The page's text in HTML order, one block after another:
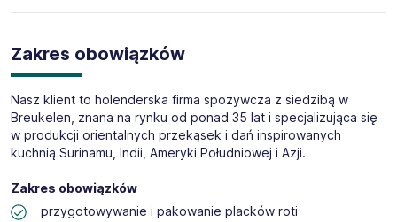
Bydgoszczy i Reszowie rekrutującą na rynek holenderski.
agrarnego, produkcyjnego, logistycznego, technicznego i
transportowego.
Pracownik/Pracownica produkcji żywności– praca w
Miejsce pracy: Breukelen Ut
Godziny:możliwa ilość godzin45h/tydz.
Stawka:€15.00 brutto/h
Rodzaj umowy:zatrudnienie na warunkach holenderskich
Aplikuj:
poprzez przycisk „Aplikuj” po prawej stronie
Zakres obowiązków
Nasz klient to holenderska firma spożywcza z siedzibą w
Breukelen, znana na rynku od ponad 35 lat i specjalizująca się
w produkcji orientalnych przekąsek i dań inspirowanych
kuchnią Surinamu, Indii, Ameryki Południowej i Azji.
Zakres obowiązków
przygotowywanie i pakowanie placków roti